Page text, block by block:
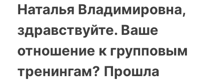
Наталья Владимировна,
здравствуйте. Ваше
отношение к групповым
тренингам? Прошла